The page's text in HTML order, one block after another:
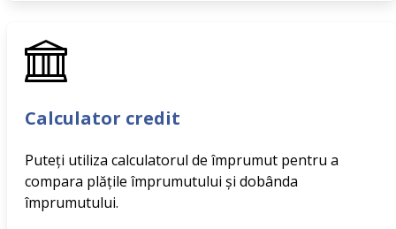
Calculator credit
Puteți utiliza calculatorul de împrumut pentru a
compara plățile împrumutului și dobânda
împrumutului.